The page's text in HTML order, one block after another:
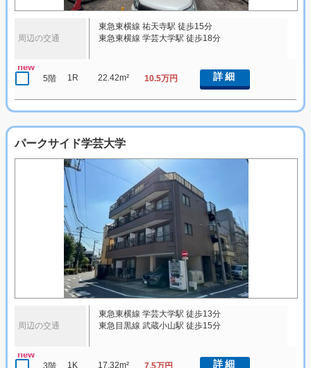
周辺の交通
東急東横線 祐天寺駅 徒歩15分
東急東横線 学芸大学駅 徒歩18分
new
5階 1R 22.42m² 10.5万円 詳細
パークサイド学芸大学
周辺の交通
東急東横線 学芸大学駅 徒歩13分
東急目黒線 武蔵小山駅 徒歩15分
new
3階 1K 17.32m² 7.5万円 詳細